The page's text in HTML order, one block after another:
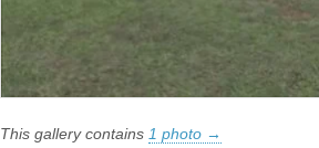
Março
de
This gallery contains 1 photo →